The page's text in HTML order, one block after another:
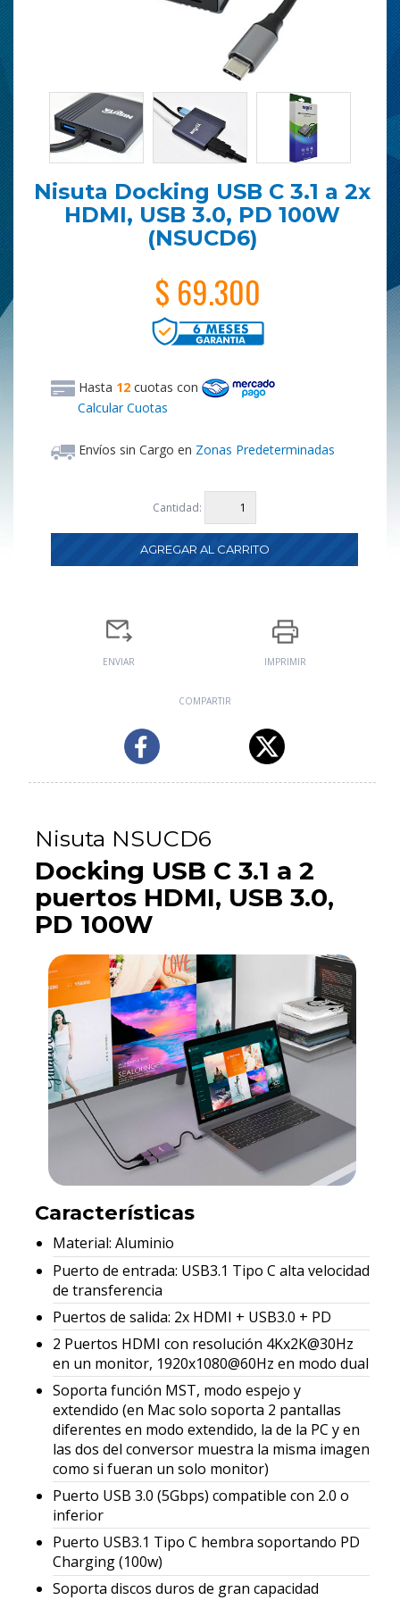
Nisuta Docking USB C 3.1 a 2x
HDMI, USB 3.0, PD 100W
(NSUCD6)
$ 69.300
Hasta 12 cuotas con
Calcular Cuotas
Envíos sin Cargo en Zonas Predeterminadas
Cantidad:
ENVIAR IMPRIMIR
COMPARTIR
Nisuta NSUCD6
Docking USB C 3.1 a 2
puertos HDMI, USB 3.0,
PD 100W
Características
Material: Aluminio
Puerto de entrada: USB3.1 Tipo C alta velocidad
de transferencia
Puertos de salida: 2x HDMI + USB3.0 + PD
2 Puertos HDMI con resolución 4Kx2K@30Hz
en un monitor, 1920x1080@60Hz en modo dual
Soporta función MST, modo espejo y
extendido (en Mac solo soporta 2 pantallas
diferentes en modo extendido, la de la PC y en
las dos del conversor muestra la misma imagen
como si fueran un solo monitor)
Puerto USB 3.0 (5Gbps) compatible con 2.0 o
inferior
Puerto USB3.1 Tipo C hembra soportando PD
Charging (100w)
Soporta discos duros de gran capacidad